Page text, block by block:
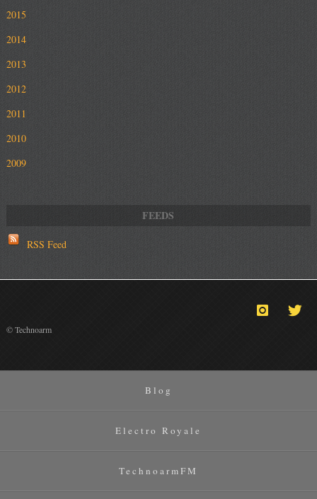
2015
2014
2013
2012
2011
2010
2009
RSS Feed
© Technoarm
Blog
Electro Royale
TechnoarmFM